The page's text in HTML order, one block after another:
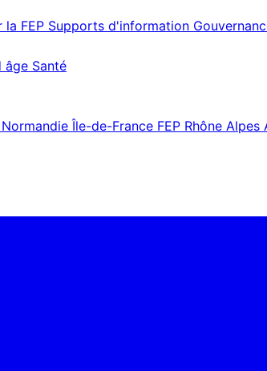
la FEP Supports d'information
âge Santé
Île-de-France FEP Rhône